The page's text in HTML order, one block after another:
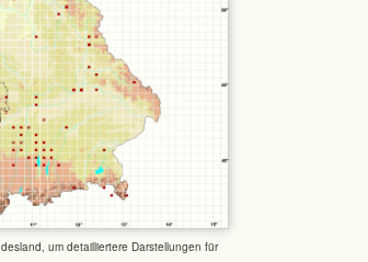
um detailliertere Darstellungen für